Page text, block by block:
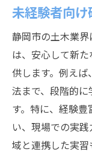
未経験者向
静岡市の土木業
は、安心して新
供します。例え
法まで、段階的
す。特に、経験
い、現場での実
域と連携した実